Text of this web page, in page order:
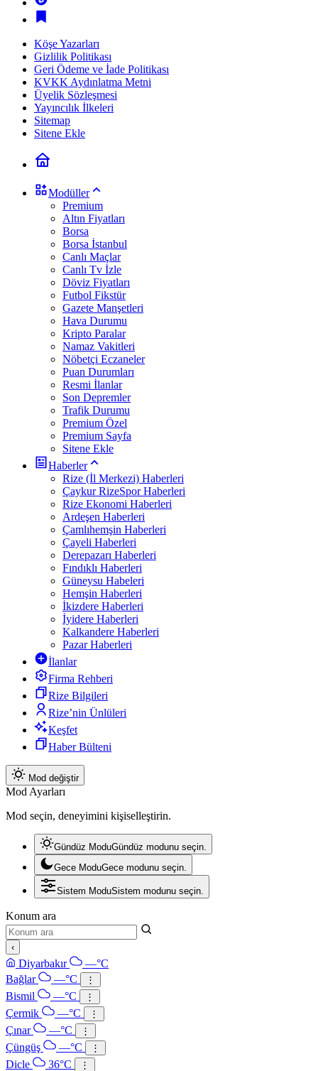
Köşe Yazarları
Gizlilik Politikası
Geri Ödeme ve İade Politikası
KVKK Aydınlatma Metni
Üyelik Sözleşmesi
Yayıncılık İlkeleri
Sitemap
Sitene Ekle
Modüller
Premium
Altın Fiyatları
Borsa
Borsa İstanbul
Canlı Maçlar
Canlı Tv İzle
Döviz Fiyatları
Futbol Fikstür
Gazete Manşetleri
Hava Durumu
Kripto Paralar
Namaz Vakitleri
Nöbetçi Eczaneler
Puan Durumları
Resmi İlanlar
Son Depremler
Trafik Durumu
Premium Özel
Premium Sayfa
Sitene Ekle
Haberler
Rize (İl Merkezi) Haberleri
Çaykur RizeSpor Haberleri
Rize Ekonomi Haberleri
Ardeşen Haberleri
Çamlıhemşin Haberleri
Çayeli Haberleri
Derepazarı Haberleri
Fındıklı Haberleri
Güneysu Habeleri
Hemşin Haberleri
İkizdere Haberleri
İyidere Haberleri
Kalkandere Haberleri
Pazar Haberleri
İlanlar
Firma Rehberi
Rize Bilgileri
Rize’nin Ünlüleri
Keşfet
Haber Bülteni
Mod değiştir
Mod Ayarları
Mod seçin, deneyimini kişiselleştirin.
Gündüz ModuGündüz modunu seçin.
Gece ModuGece modunu seçin.
Sistem ModuSistem modunu seçin.
Konum ara
‹
Diyarbakır
—°C
Bağlar
—°C ⋮
Bismil —°C ⋮
Çermik —°C ⋮
Çınar —°C ⋮
Çüngüş —°C ⋮
Dicle 36°C ⋮